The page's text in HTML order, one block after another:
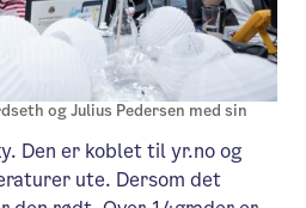
og Julius Pedersen med sin
Den er koblet til yr.no og
ute. Dersom det